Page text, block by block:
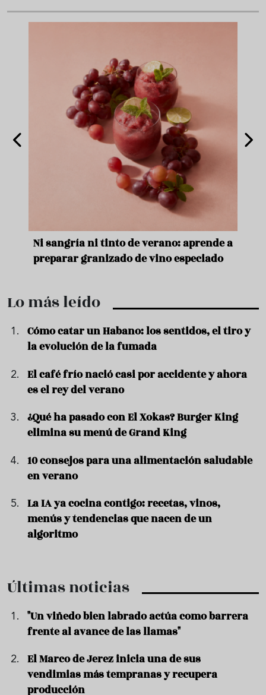
Ni sangría ni tinto de verano: aprende a
preparar granizado de vino especiado
Lo más leído
Cómo catar un Habano: los sentidos, el tiro y
la evolución de la fumada
El café frío nació casi por accidente y ahora
es el rey del verano
¿Qué ha pasado con El Xokas? Burger King
elimina su menú de Grand King
10 consejos para una alimentación saludable
en verano
La IA ya cocina contigo: recetas, vinos,
menús y tendencias que nacen de un
algoritmo
Últimas noticias
"Un viñedo bien labrado actúa como barrera
frente al avance de las llamas"
El Marco de Jerez inicia una de sus
vendimias más tempranas y recupera
producción